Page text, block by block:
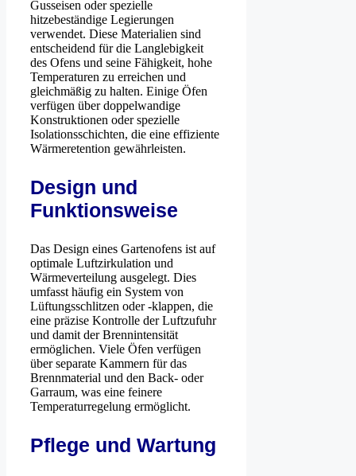
Gusseisen oder spezielle
hitzebeständige Legierungen
verwendet. Diese Materialien sind
entscheidend für die Langlebigkeit
des Ofens und seine Fähigkeit, hohe
Temperaturen zu erreichen und
gleichmäßig zu halten. Einige Öfen
verfügen über doppelwandige
Konstruktionen oder spezielle
Isolationsschichten, die eine effiziente
Wärmeretention gewährleisten.
Design und
Funktionsweise
Das Design eines Gartenofens ist auf
optimale Luftzirkulation und
Wärmeverteilung ausgelegt. Dies
umfasst häufig ein System von
Lüftungsschlitzen oder -klappen, die
eine präzise Kontrolle der Luftzufuhr
und damit der Brennintensität
ermöglichen. Viele Öfen verfügen
über separate Kammern für das
Brennmaterial und den Back- oder
Garraum, was eine feinere
Temperaturregelung ermöglicht.
Pflege und Wartung